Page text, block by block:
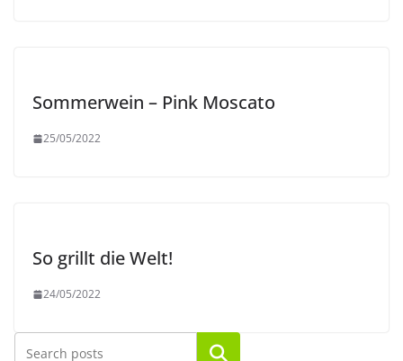
Sommerwein – Pink Moscato
25/05/2022
So grillt die Welt!
24/05/2022
Suchen